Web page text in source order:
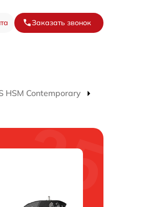
Заказать звонок
HSM Contemporary